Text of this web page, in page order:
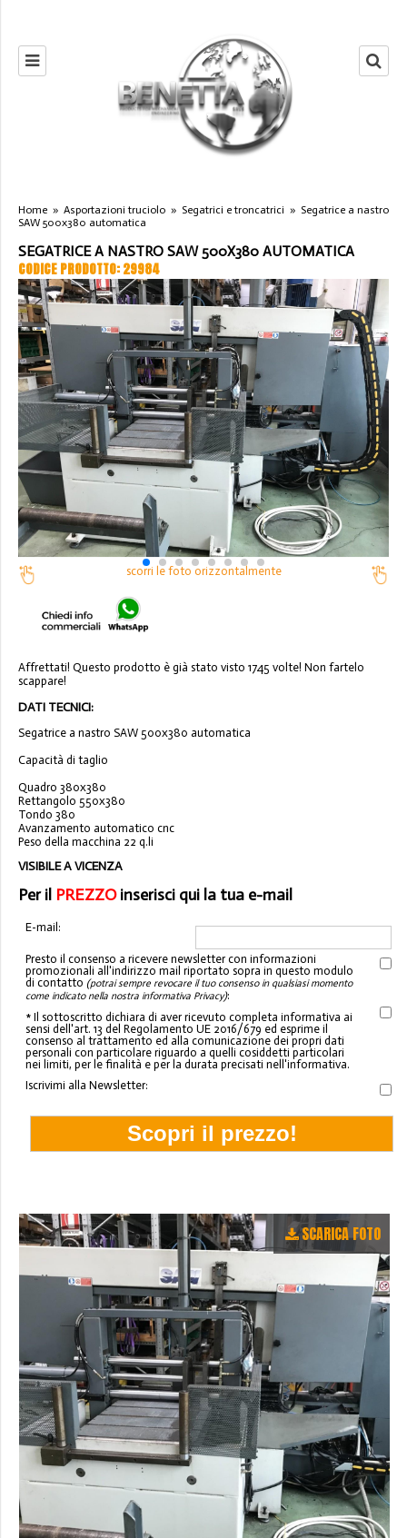
Home » Asportazioni truciolo » Segatrici e troncatrici » Segatrice a nastro
SAW 500x380 automatica
SEGATRICE A NASTRO SAW 500X380 AUTOMATICA
CODICE PRODOTTO: 29984
scorri le foto orizzontalmente
Affrettati! Questo prodotto è già stato visto 1745 volte! Non fartelo
scappare!
DATI TECNICI:
Segatrice a nastro SAW 500x380 automatica
Capacità di taglio
Quadro 380x380
Rettangolo 550x380
Tondo 380
Avanzamento automatico cnc
Peso della macchina 22 q.li
VISIBILE A VICENZA
Per il PREZZOinserisci qui la tua e-mail
E-mail:
Presto il consenso a ricevere newsletter con informazioni
promozionali all'indirizzo mail riportato sopra in questo modulo
di contatto (potrai sempre revocare il tuo consenso in qualsiasi momento
come indicato nella nostra informativa Privacy):
* Il sottoscritto dichiara di aver ricevuto completa informativa ai
sensi dell'art. 13 del Regolamento UE 2016/679 ed esprime il
consenso al trattamento ed alla comunicazione dei propri dati
personali con particolare riguardo a quelli cosiddetti particolari
nei limiti, per le finalità e per la durata precisati nell'informativa.
Iscrivimi alla Newsletter:
SCARICA FOTO